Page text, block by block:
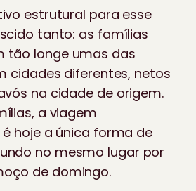
estrutural para esse
tanto: as famílias
tão longe umas das
cidades diferentes, netos
na cidade de origem.
a viagem
hoje a única forma de
no mesmo lugar por
de domingo.